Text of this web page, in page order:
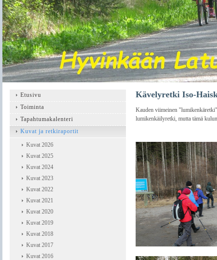
Kävelyretki Iso-
Kauden viimeinen
lumikenkäilyretki, mutta tämä
Etusivu
Toiminta
Tapahtumakalenteri
Kuvat ja retkiraportit
Kuvat 2026
Kuvat 2025
Kuvat 2024
Kuvat 2023
Kuvat 2022
Kuvat 2021
Kuvat 2020
Kuvat 2019
Kuvat 2018
Kuvat 2017
Kuvat 2016